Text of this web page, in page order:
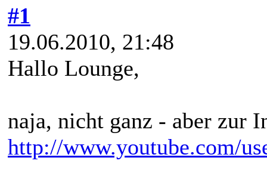
#1
19.06.2010, 21:48
Hallo Lounge,
naja, nicht ganz - aber zur
http://www.youtube.com/